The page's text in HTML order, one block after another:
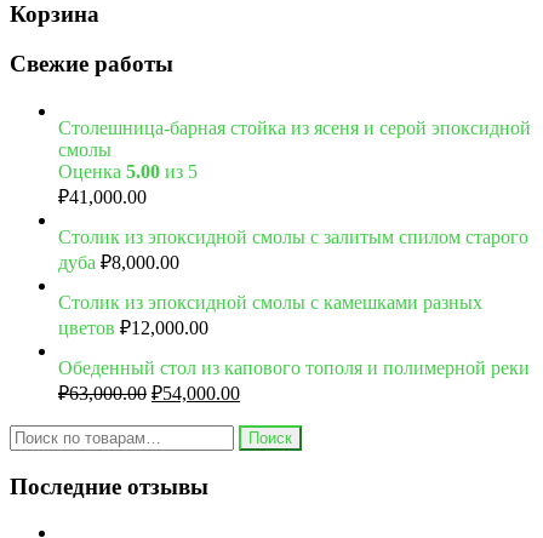
Корзина
Свежие работы
Столешница-барная стойка из ясеня и серой эпоксидной
смолы
Оценка 5.00 из 5
₽41,000.00
Столик из эпоксидной смолы с залитым спилом старого
дуба ₽8,000.00
Столик из эпоксидной смолы с камешками разных
цветов ₽12,000.00
Обеденный стол из капового тополя и полимерной реки
₽63,000.00 ₽54,000.00
Поиск
Последние отзывы